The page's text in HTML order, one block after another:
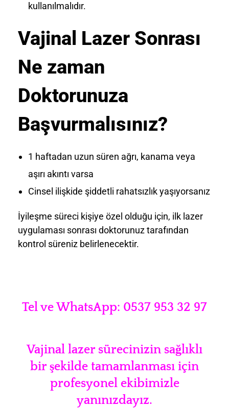
kullanılmalıdır.
Vajinal Lazer Sonrası
Ne zaman
Doktorunuza
Başvurmalısınız?
1 haftadan uzun süren ağrı, kanama veya
aşırı akıntı varsa
Cinsel ilişkide şiddetli rahatsızlık yaşıyorsanız
İyileşme süreci kişiye özel olduğu için, ilk lazer
uygulaması sonrası doktorunuz tarafından
kontrol süreniz belirlenecektir.
Tel ve WhatsApp: 0537 953 32 97
Vajinal lazer sürecinizin sağlıklı
bir şekilde tamamlanması için
profesyonel ekibimizle
yanınızdayız.